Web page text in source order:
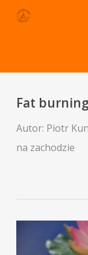
Skip
Fat
Autor: Piotr
na zachodzie